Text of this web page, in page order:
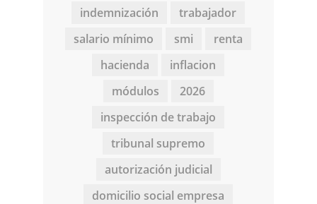
indemnización
trabajador
salario mínimo
smi
renta
hacienda
inflacion
módulos
2026
inspección de trabajo
tribunal supremo
autorización judicial
domicilio social empresa